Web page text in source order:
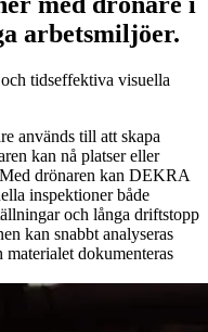
arbetsmiljöer.
tidseffektiva visuella
används till att skapa
kan nå platser eller
drönaren kan DEKRA
inspektioner både
och långa driftstopp
kan snabbt analyseras
dokumenteras